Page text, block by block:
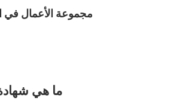
مجموعة الأعمال
ما هي